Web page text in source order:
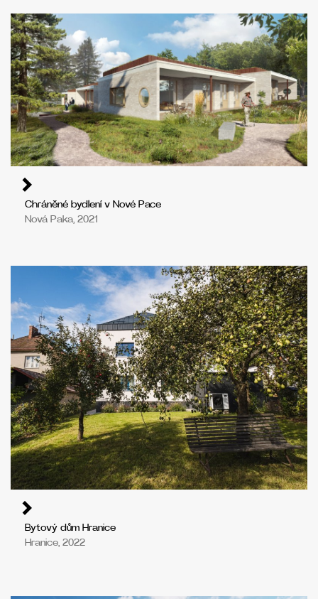
Chráněné bydlení v Nové Pace
Nová Paka, 2021
Bytový dům Hranice
Hranice, 2022